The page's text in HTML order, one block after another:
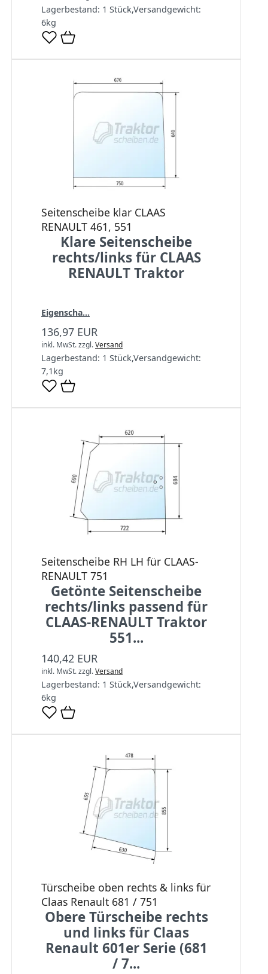
Lagerbestand: 1 Stück,Versandgewicht:
6kg
Seitenscheibe klar CLAAS
RENAULT 461, 551
Klare Seitenscheibe
rechts/links für CLAAS
RENAULT Traktor
Eigenscha...
136,97 EUR
inkl. MwSt.zzgl.Versand
Lagerbestand: 1 Stück,Versandgewicht:
7,1 kg
Seitenscheibe RH LH für CLAAS-
RENAULT 751
Getönte Seitenscheibe
rechts/links passend für
CLAAS-RENAULT Traktor
551...
140,42 EUR
inkl. MwSt.zzgl.Versand
Lagerbestand: 1 Stück,Versandgewicht:
6kg
Türscheibe oben rechts & links für
Claas Renault 681 / 751
Obere Türscheibe rechts
und links für Claas
Renault 601er Serie (681
/ 7...